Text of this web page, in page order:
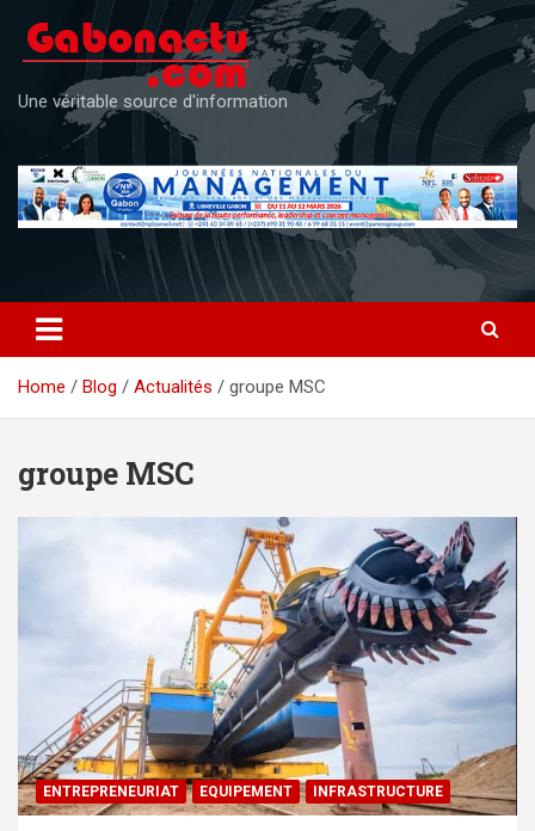
content
Une véritable source d'information
Home Blog Actualités groupe MSC
groupe MSC
ENTREPRENEURIAT EQUIPEMENT ⁠INFRASTRUCTURE